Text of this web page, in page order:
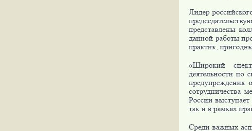
Лидер
представлены
данной работы
практик,
«Широкий
деятельности по
предупреждения
сотрудничества
России
так и в рамках
Среди важных